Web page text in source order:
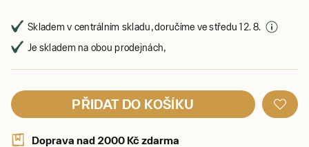
Skladem v centrálním skladu, doručíme ve středu 12. 8.
Je skladem na obou prodejnách,
PŘIDAT DO KOŠÍKU
Doprava nad 2000 Kč zdarma